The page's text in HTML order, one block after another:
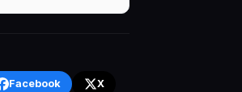
Facebook X